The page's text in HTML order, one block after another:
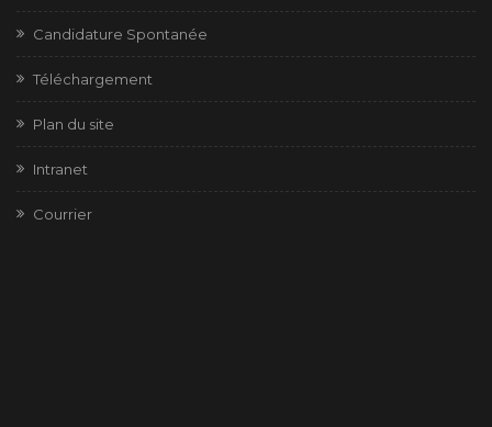
Candidature Spontanée
Téléchargement
Plan du site
Intranet
Courrier